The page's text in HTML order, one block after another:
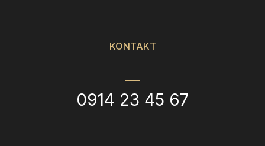
KONTAKT
0914 23 45 67